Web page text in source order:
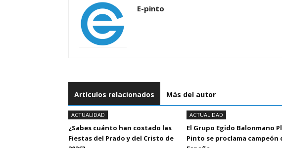
E-pinto
Artículos relacionados Más del autor
ACTUALIDAD
¿Sabes cuánto han costado las
Fiestas del Prado y del Cristo de
ACTUALIDAD
El Grupo Egido Balonmano
Pinto se proclama campeón